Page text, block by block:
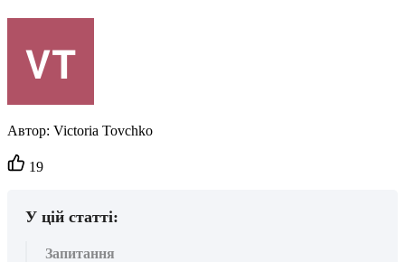
Автор: Victoria Tovchko
Кількість
вподобайок:
19
У цій статті:
Запитання